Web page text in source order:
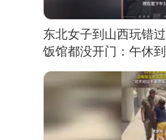
东北女子到山西玩错
饭馆都没开门：午休